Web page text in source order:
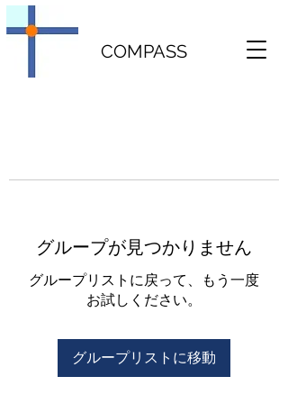
COMPASS
グループが見つかりません
グループリストに戻って、もう一度
お試しください。
グループリストに移動